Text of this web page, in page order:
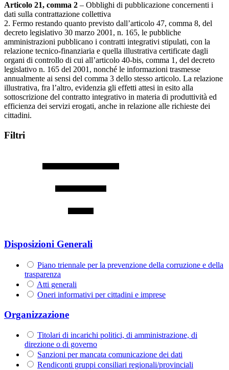
Articolo 21, comma 2 – Obblighi di pubblicazione concernenti i
dati sulla contrattazione collettiva
2. Fermo restando quanto previsto dall’articolo 47, comma 8, del
decreto legislativo 30 marzo 2001, n. 165, le pubbliche
amministrazioni pubblicano i contratti integrativi stipulati, con la
relazione tecnico-finanziaria e quella illustrativa certificate dagli
organi di controllo di cui all’articolo 40-bis, comma 1, del decreto
legislativo n. 165 del 2001, nonché le informazioni trasmesse
annualmente ai sensi del comma 3 dello stesso articolo. La relazione
illustrativa, fra l’altro, evidenzia gli effetti attesi in esito alla
sottoscrizione del contratto integrativo in materia di produttività ed
efficienza dei servizi erogati, anche in relazione alle richieste dei
cittadini.
Filtri
Disposizioni Generali
Piano triennale per la prevenzione della corruzione e della
trasparenza
Atti generali
Oneri informativi per cittadini e imprese
Organizzazione
Titolari di incarichi politici, di amministrazione, di
direzione o di governo
Sanzioni per mancata comunicazione dei dati
Rendiconti gruppi consiliari regionali/provinciali